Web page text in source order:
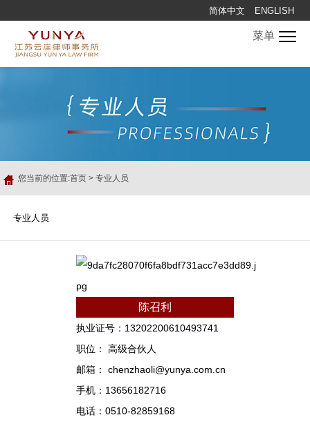
简体中文 ENGLISH
菜单
您当前的位置:首页 > 专业人员
专业人员
陈召利
执业证号：13202200610493741
职位： 高级合伙人
邮箱： chenzhaoli@yunya.com.cn
手机：13656182716
电话：0510-82859168